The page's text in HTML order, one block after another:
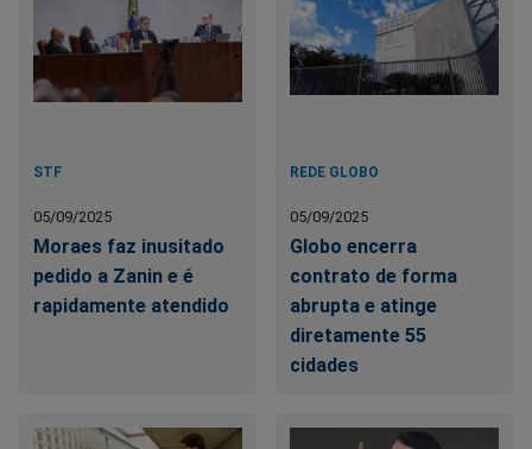
STF
05/09/2025
Moraes faz inusitado
pedido a Zanin e é
rapidamente atendido
REDE GLOBO
05/09/2025
Globo encerra
contrato de forma
abrupta e atinge
diretamente 55
cidades